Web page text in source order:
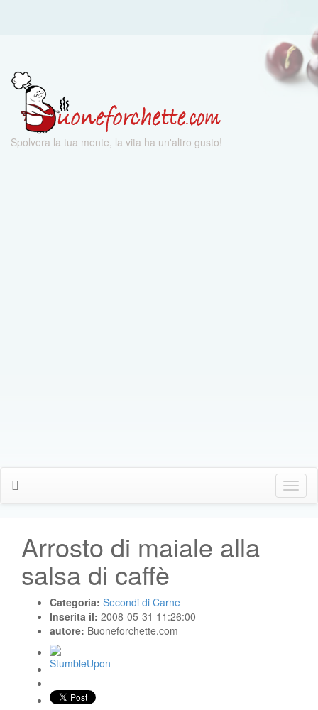
Spolvera la tua mente, la vita ha un'altro gusto!
Click
Me
Arrosto di maiale alla
salsa di caffè
Categoria: Secondi di Carne
Inserita il: 2008-05-31 11:26:00
autore: Buoneforchette.com